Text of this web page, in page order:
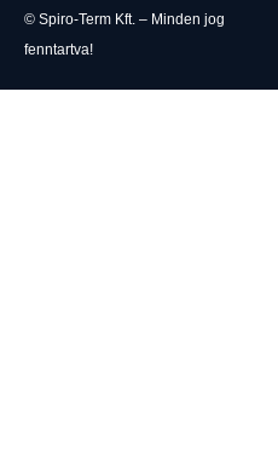
© Spiro-Term Kft. – Minden jog
fenntartva!